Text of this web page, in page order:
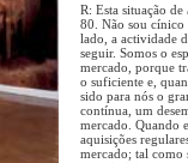
R: Esta situação de
80. Não sou
lado, a actividade
seguir. Somos o
mercado, porque
o suficiente e,
sido para nós o
contínua, um
mercado. Quando
aquisições
mercado; tal como